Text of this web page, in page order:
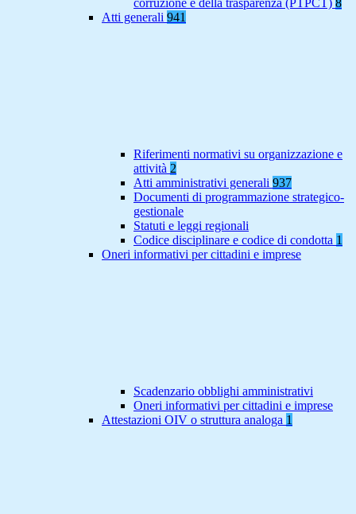
corruzione e della trasparenza (PTPCT) 8
Atti generali 941
Riferimenti normativi su organizzazione e
attività 2
Atti amministrativi generali 937
Documenti di programmazione strategico-
gestionale
Statuti e leggi regionali
Codice disciplinare e codice di condotta 1
Oneri informativi per cittadini e imprese
Scadenzario obblighi amministrativi
Oneri informativi per cittadini e imprese
Attestazioni OIV o struttura analoga 1